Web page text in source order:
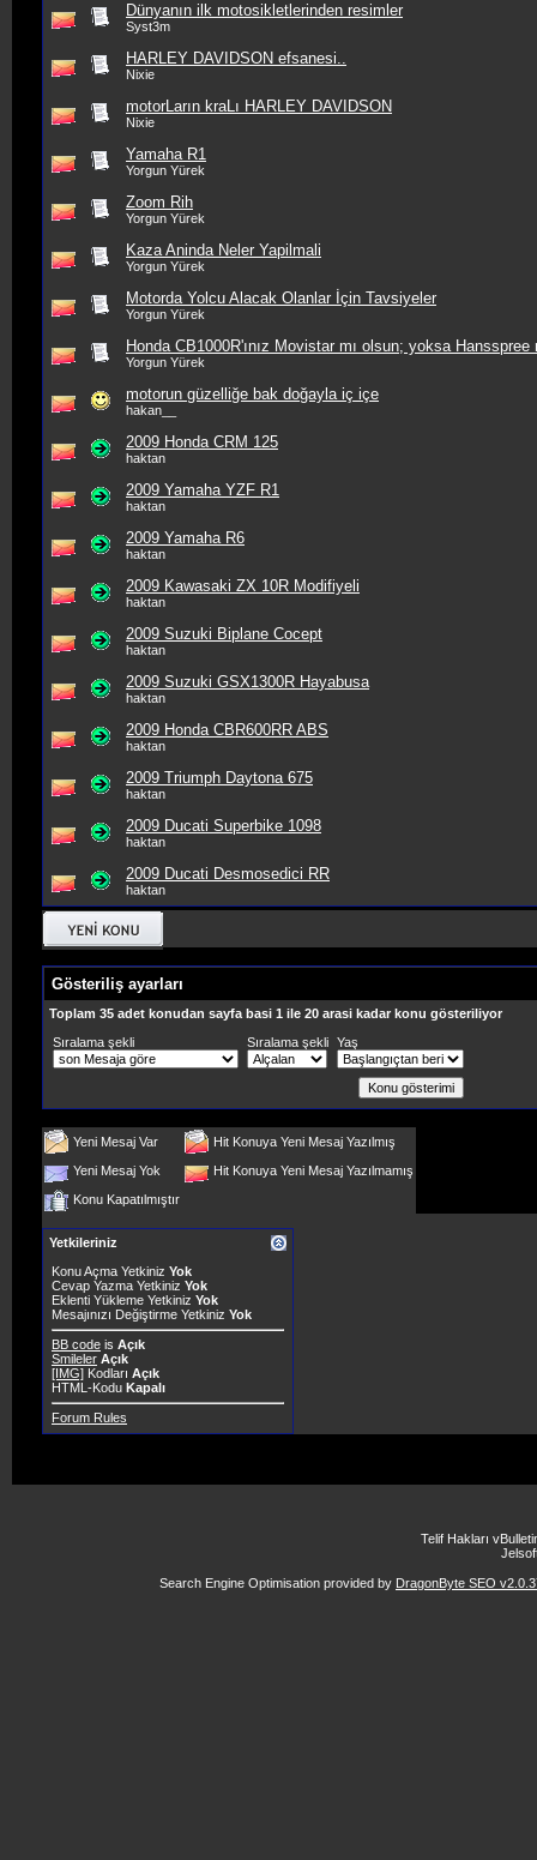
Dünyanın ilk motosikletlerinden resimler
Syst3m
HARLEY DAVIDSON efsanesi..
Nixie
motorLarın kraLı HARLEY DAVIDSON
Nixie
Yamaha R1
Yorgun Yürek
Zoom Rih
Yorgun Yürek
Kaza Aninda Neler Yapilmali
Yorgun Yürek
Motorda Yolcu Alacak Olanlar İçin Tavsiyeler
Yorgun Yürek
Honda CB1000R'ınız Movistar mı olsun; yoksa Hansspree
Yorgun Yürek
motorun güzelliğe bak doğayla iç içe
hakan__
2009 Honda CRM 125
haktan
2009 Yamaha YZF R1
haktan
2009 Yamaha R6
haktan
2009 Kawasaki ZX 10R Modifiyeli
haktan
2009 Suzuki Biplane Cocept
haktan
2009 Suzuki GSX1300R Hayabusa
haktan
2009 Honda CBR600RR ABS
haktan
2009 Triumph Daytona 675
haktan
2009 Ducati Superbike 1098
haktan
2009 Ducati Desmosedici RR
haktan
Gösteriliş ayarları
Toplam 35 adet konudan sayfa basi 1 ile 20 arasi kadar konu gösteriliyor
Sıralama şekli
Sıralama şekli Yaş
Yeni Mesaj Var
Hit Konuya Yeni Mesaj Yazılmış
Yeni Mesaj Yok
Hit Konuya Yeni Mesaj Yazılmamış
Konu Kapatılmıştır
Yetkileriniz
Konu Açma Yetkiniz Yok
Cevap Yazma Yetkiniz Yok
Eklenti Yükleme Yetkiniz Yok
Mesajınızı Değiştirme Yetkiniz Yok
BB code is Açık
Smileler Açık
[IMG] Kodları Açık
HTML-Kodu Kapalı
Forum Rules
Telif Hakları
Search Engine Optimisation provided by DragonByte SEO